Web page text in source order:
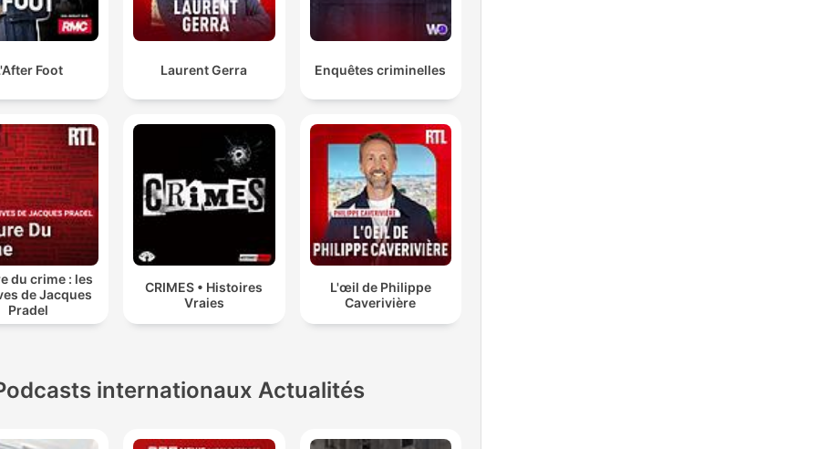
Foot Laurent Gerra Enquêtes criminelles
du crime : les
de Jacques
Pradel
CRIMES • Histoires
Vraies
L'œil de Philippe
Caverivière
internationaux Actualités